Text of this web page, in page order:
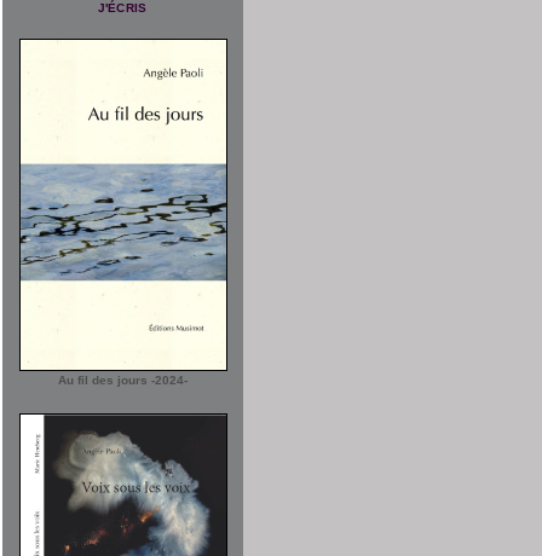
J'ÉCRIS
Au fil des jours -2024-